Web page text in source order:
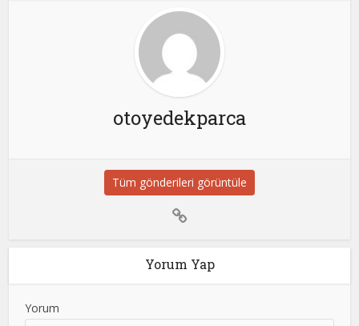
otoyedekparca
Tüm gönderileri görüntüle
Yorum Yap
Yorum